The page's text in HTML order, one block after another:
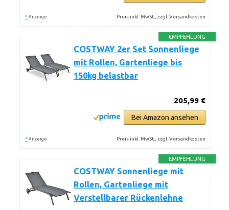
* Anzeige Preis inkl. MwSt., zzgl. Versandkosten
EMPFEHLUNG
COSTWAY 2er Set Sonnenliege
mit Rollen, Gartenliege bis
150kg belastbar
205,99 €
Bei Amazon ansehen
* Anzeige Preis inkl. MwSt., zzgl. Versandkosten
EMPFEHLUNG
COSTWAY Sonnenliege mit
Rollen, Gartenliege mit
Verstellbarer Rückenlehne